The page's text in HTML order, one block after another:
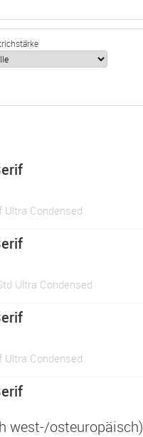
Condensed
Ultra Condensed
Condensed
west-/osteuropäisch)